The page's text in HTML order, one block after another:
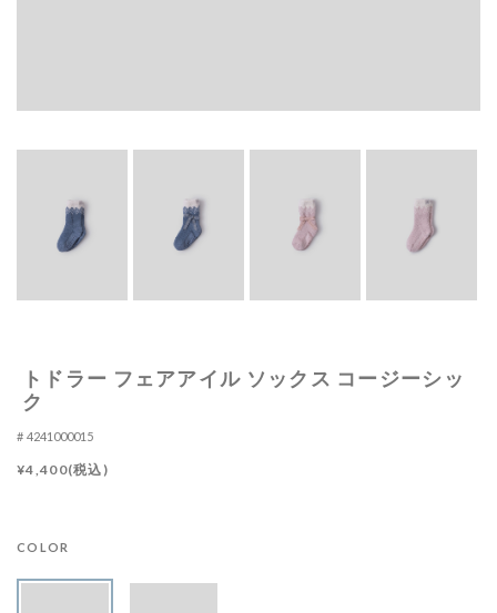
トドラー フェアアイル ソックス コージーシッ
ク
4241000015
¥4,400(税込)
COLOR